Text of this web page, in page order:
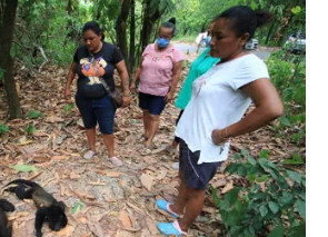
亞的納拉恩塔普國家公園
Park），超過95%的袋熊因此喪
ACT）政府網站資料顯示，600則袋
1/4是健康的。「袋熊正面臨多重生存
境惡化與人類開發摧毀家園，疥癬更
澳洲袋熊保護協會（WPSA）解釋，
寄生蟎引起的傳染性疾病，動物會因
增厚與結痂。對野生袋熊而言，罹患
的死亡。「疥癬讓袋熊變得非常虛